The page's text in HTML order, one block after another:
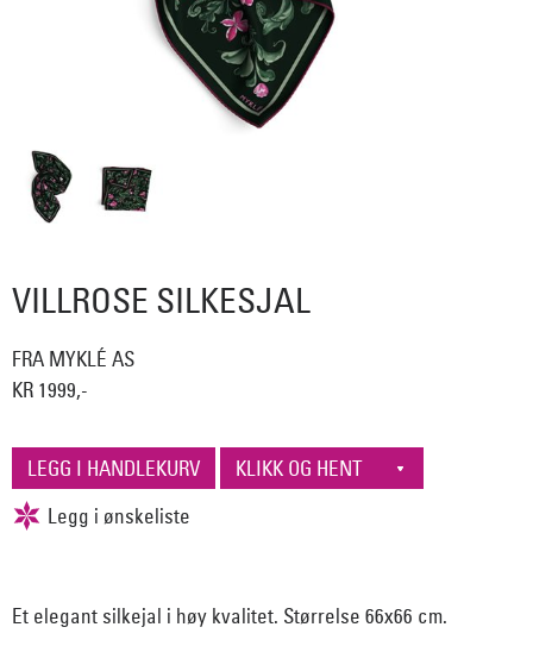
VILLROSE SILKESJAL
FRA MYKLÉ AS
KR 1999,-
Et elegant silkejal i høy kvalitet. Størrelse 66x66 cm.